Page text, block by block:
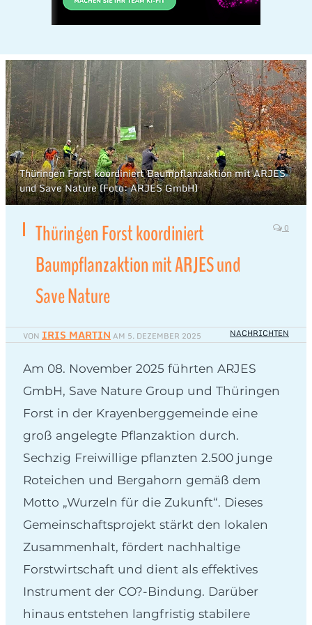
Thüringen Forst koordiniert Baumpflanzaktion mit ARJES
und Save Nature (Foto: ARJES GmbH)
Thüringen Forst koordiniert
Baumpflanzaktion mit ARJES und
Save Nature
0
VON IRIS MARTIN AM 5. DEZEMBER 2025 NACHRICHTEN
Am 08. November 2025 führten ARJES
GmbH, Save Nature Group und Thüringen
Forst in der Krayenberggemeinde eine
groß angelegte Pflanzaktion durch.
Sechzig Freiwillige pflanzten 2.500 junge
Roteichen und Bergahorn gemäß dem
Motto „Wurzeln für die Zukunft“. Dieses
Gemeinschaftsprojekt stärkt den lokalen
Zusammenhalt, fördert nachhaltige
Forstwirtschaft und dient als effektives
Instrument der CO?-Bindung. Darüber
hinaus entstehen langfristig stabilere